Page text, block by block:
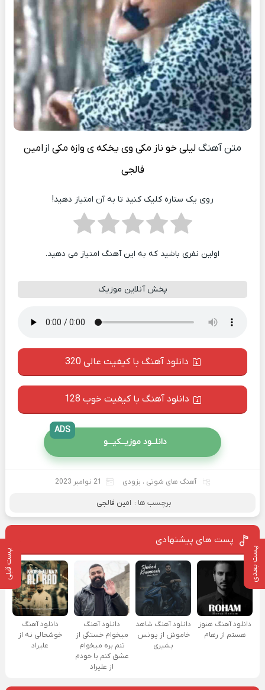
پست بعدی پست قبلی
متن آهنگ لیلی خو ناز مکی وی یخکه ی وازه مکی از امین
فالجی
روی یک ستاره کلیک کنید تا به آن امتیاز دهید!
اولین نفری باشید که به این آهنگ امتیاز می دهید.
پخش آنلاین موزیک
دانلود آهنگ با کیفیت عالی 320
دانلود آهنگ با کیفیت خوب 128
دانلــود موزیــکیـــو
ADS
آهنگ های شوتی ، بزودی 21 نوامبر 2023
برچسب ها : امین فالجی
پست های پیشنهادی
دانلود آهنگ هنوز
هستم از رهام
دانلود آهنگ شاهد
خاموش از یونس
بشیری
دانلود آهنگ
میخوام خستگی از
تنم بره میخوام
عشق کنم با خودم
از علیراد
دانلود آهنگ
خوشحالی نه از
علیراد